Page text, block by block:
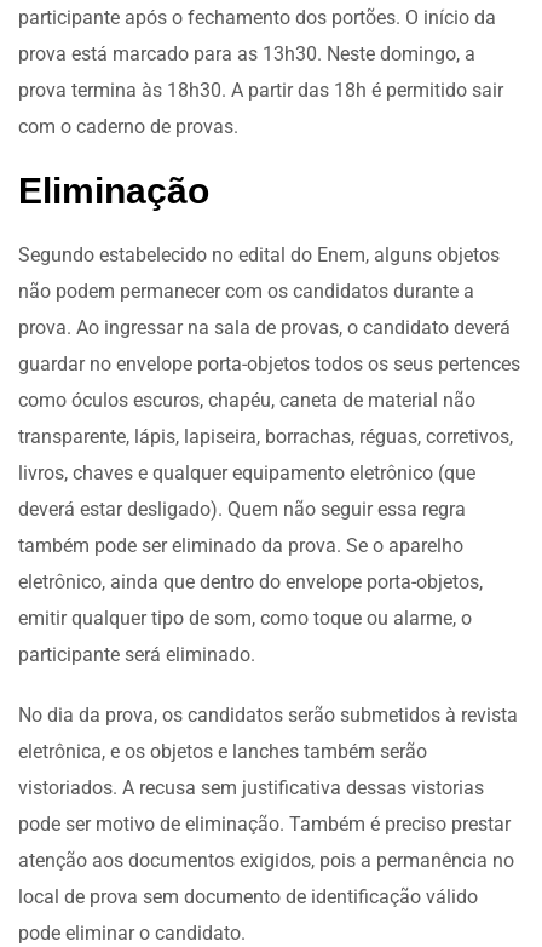
participante após o fechamento dos portões. O início da
prova está marcado para as 13h30. Neste domingo, a
prova termina às 18h30. A partir das 18h é permitido sair
com o caderno de provas.
Eliminação
Segundo estabelecido no edital do Enem, alguns objetos
não podem permanecer com os candidatos durante a
prova. Ao ingressar na sala de provas, o candidato deverá
guardar no envelope porta-objetos todos os seus pertences
como óculos escuros, chapéu, caneta de material não
transparente, lápis, lapiseira, borrachas, réguas, corretivos,
livros, chaves e qualquer equipamento eletrônico (que
deverá estar desligado). Quem não seguir essa regra
também pode ser eliminado da prova. Se o aparelho
eletrônico, ainda que dentro do envelope porta-objetos,
emitir qualquer tipo de som, como toque ou alarme, o
participante será eliminado.
No dia da prova, os candidatos serão submetidos à revista
eletrônica, e os objetos e lanches também serão
vistoriados. A recusa sem justificativa dessas vistorias
pode ser motivo de eliminação. Também é preciso prestar
atenção aos documentos exigidos, pois a permanência no
local de prova sem documento de identificação válido
pode eliminar o candidato.